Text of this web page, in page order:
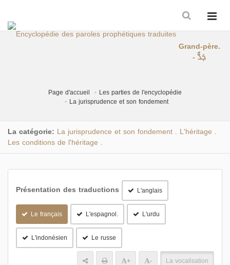
Grand-père.
- جَدٌّ
Page d'accueil
Les parties de l'encyclopédie
La jurisprudence et son fondement
La catégorie: La jurisprudence et son fondement L'héritage
Les conditions de l'héritage
Présentation des traductions L'anglais
Le français L'espagnol. L'urdu
L'indonésien Le russe
+ - La vocalisation